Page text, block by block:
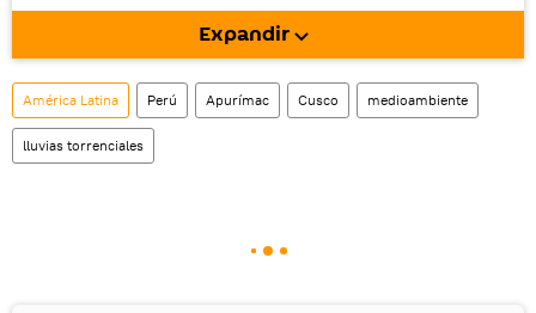
móvil (¡solo para Android!).
También tenemos una cuenta en la red
social rusa VK .
Expandir
América Latina Perú Apurímac Cusco medioambiente
lluvias torrenciales